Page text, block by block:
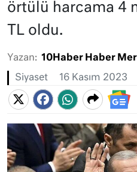
örtülü harcama 4
TL oldu.
Yazan: 10Haber Haber
Siyaset 16 Kasım 2023